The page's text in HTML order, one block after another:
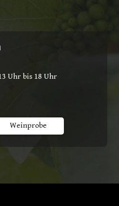
Uhr bis 18 Uhr
Weinprobe